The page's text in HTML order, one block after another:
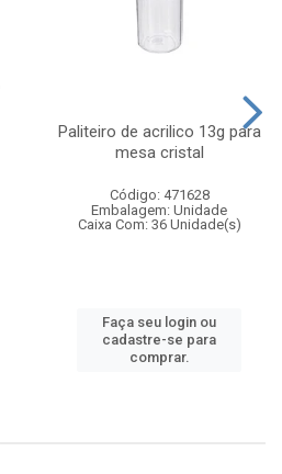
Paliteiro de acrilico 13g para
mesa cristal
Código: 471628
Embalagem: Unidade
Caixa Com: 36 Unidade(s)
Faça seu login ou
cadastre-se para
comprar.